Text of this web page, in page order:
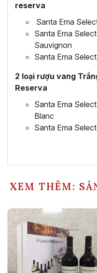
reserva
Santa Ema
Santa Ema
Sauvignon
Santa Ema
2 loại rượu vang
Reserva
Santa Ema
Blanc
Santa Ema
XEM THÊM: